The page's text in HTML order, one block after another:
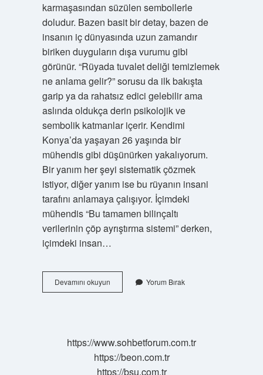
karmaşasından süzülen sembollerle
doludur. Bazen basit bir detay, bazen de
insanın iç dünyasında uzun zamandır
biriken duyguların dışa vurumu gibi
görünür. “Rüyada tuvalet deliği temizlemek
ne anlama gelir?” sorusu da ilk bakışta
garip ya da rahatsız edici gelebilir ama
aslında oldukça derin psikolojik ve
sembolik katmanlar içerir. Kendimi
Konya’da yaşayan 26 yaşında bir
mühendis gibi düşünürken yakalıyorum.
Bir yanım her şeyi sistematik çözmek
istiyor, diğer yanım ise bu rüyanın insani
tarafını anlamaya çalışıyor. İçimdeki
mühendis “Bu tamamen bilinçaltı
verilerinin çöp ayrıştırma sistemi” derken,
içimdeki insan…
Devamını okuyunRüyada
tuvalet
gelir
?
Yorum Bırak
https://www.sohbetforum.com.tr
https://beon.com.tr
https://bsu.com.tr